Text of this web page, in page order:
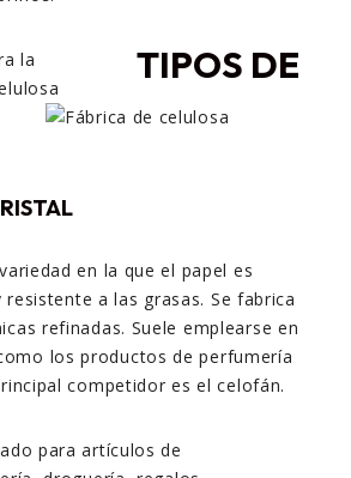
TIPOS DE
en la que el papel es
a las grasas. Se fabrica
refinadas. Suele emplearse en
los productos de perfumería
competidor es el celofán.